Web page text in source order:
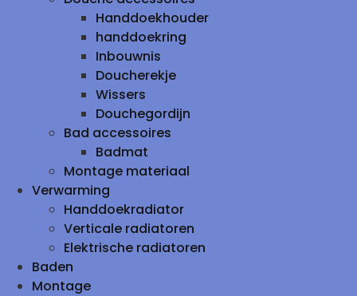
Handdoekhouder
handdoekring
Inbouwnis
Doucherekje
Wissers
Douchegordijn
Bad accessoires
Badmat
Montage materiaal
Verwarming
Handdoekradiator
Verticale radiatoren
Elektrische radiatoren
Baden
Montage